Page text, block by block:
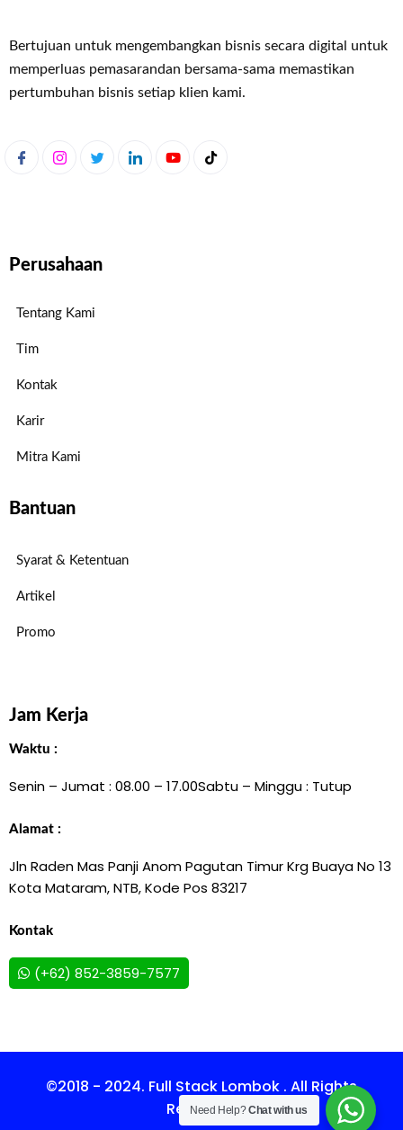
Bertujuan untuk mengembangkan bisnis secara digital untuk
memperluas pemasarandan bersama-sama memastikan
pertumbuhan bisnis setiap klien kami.
Perusahaan
Tentang Kami
Tim
Kontak
Karir
Mitra Kami
Bantuan
Syarat & Ketentuan
Artikel
Promo
Jam Kerja
Waktu :
Senin – Jumat : 08.00 – 17.00Sabtu – Minggu : Tutup
Alamat :
Jln Raden Mas Panji Anom Pagutan Timur Krg Buaya No 13
Kota Mataram, NTB, Kode Pos 83217
Kontak
(+62) 852-3859-7577
©2018 - 2024. Full Stack Lombok . All Rights
Reserved.
Need Help?Chat with us